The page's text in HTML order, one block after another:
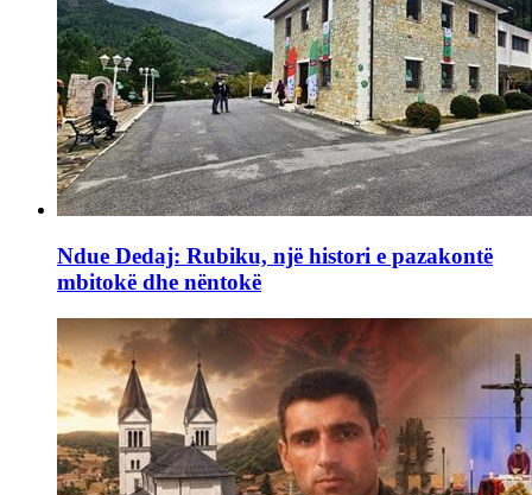
Ndue Dedaj: Rubiku, një histori e pazakontë
mbitokë dhe nëntokë